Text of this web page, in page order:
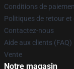
Conditions de
Politiques de retour
Contactez-nous
Aide aux clients (FAQ)
Vente
Notre magasin